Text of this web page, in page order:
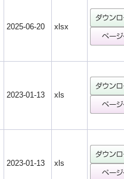
2025-06-20 xlsx
2023-01-13 xls
2023-01-13 xls